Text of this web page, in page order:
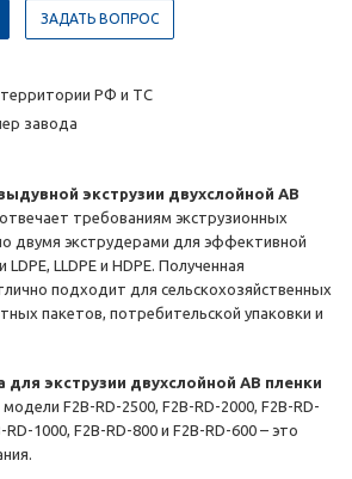
ЗАДАТЬ ВОПРОС
территории РФ и ТС
завода
экструзии двухслойной AB
требованиям экструзионных
двумя экструдерами для эффективной
LLDPE и HDPE. Полученная
подходит для сельскохозяйственных
пакетов, потребительской упаковки и
экструзии двухслойной AB пленки
F2B-RD-2500, F2B-RD-2000, F2B-RD-
RD-1000, F2B-RD-800 и F2B-RD-600 – это